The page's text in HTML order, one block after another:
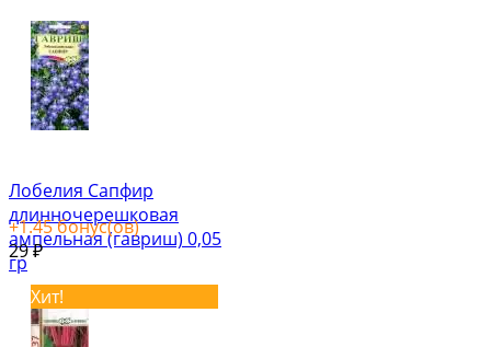
Лобелия Сапфир
длинночерешковая
ампельная (гавриш) 0,05
гр
+1.45бонус(ов)
29₽
Хит!